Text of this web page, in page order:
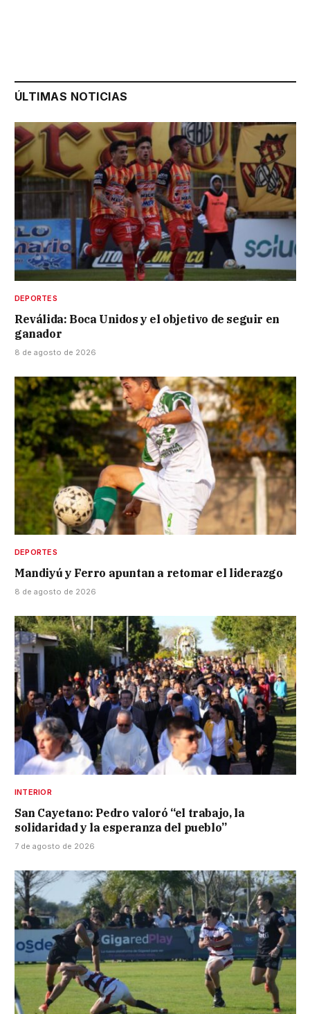
ÚLTIMAS NOTICIAS
DEPORTES
Reválida: Boca Unidos y el objetivo de seguir en
ganador
8 de agosto de 2026
DEPORTES
Mandiyú y Ferro apuntan a retomar el liderazgo
8 de agosto de 2026
INTERIOR
San Cayetano: Pedro valoró “el trabajo, la
solidaridad y la esperanza del pueblo”
7 de agosto de 2026